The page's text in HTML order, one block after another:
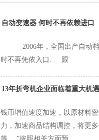
自动变速器 何时不再依赖进口
2006年，全国出产自动档乘
时不再凭依入口. 跟
13年折弯机企业面临着重大机
钱币增值速度加速，以原材料
力，加速商品结构调控，将更